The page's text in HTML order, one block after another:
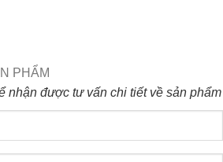
PHẨM
nhận được tư vấn chi tiết về sản phẩm